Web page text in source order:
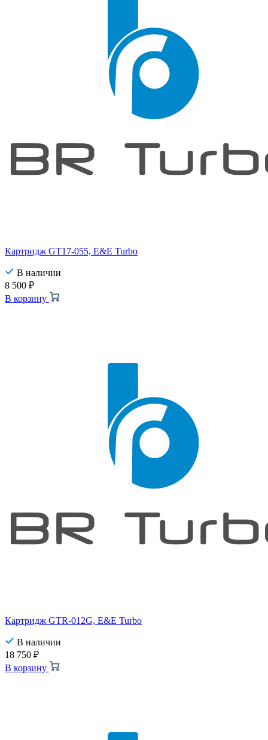
Картридж GT17-055, E&E Turbo
В наличии
8 500 ₽
В корзину
Картридж GTR-012G, E&E Turbo
В наличии
18 750 ₽
В корзину